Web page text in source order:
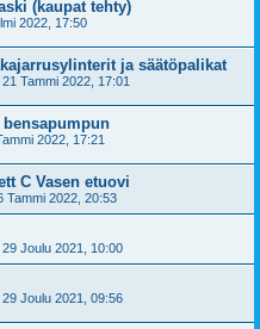
(kaupat tehty)
2022, 17:50
ja säätöpalikat
21 Tammi 2022, 17:01
2022, 17:21
C Vasen etuovi
Tammi 2022, 20:53
29 Joulu 2021, 10:00
29 Joulu 2021, 09:56